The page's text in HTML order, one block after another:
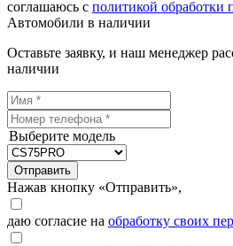
соглашаюсь с политикой обработки
Автомобили в наличии
Оставьте заявку, и наш менеджер
наличии
Выберите модель
Отправить
Нажав кнопку «Отправить»,
даю согласие на обработку своих